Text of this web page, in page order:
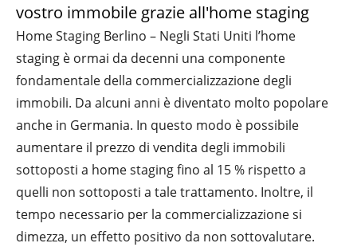
vostro immobile grazie all'home staging
Home Staging Berlino – Negli Stati Uniti l’home
staging è ormai da decenni una componente
fondamentale della commercializzazione degli
immobili. Da alcuni anni è diventato molto popolare
anche in Germania. In questo modo è possibile
aumentare il prezzo di vendita degli immobili
sottoposti a home staging fino al 15 % rispetto a
quelli non sottoposti a tale trattamento. Inoltre, il
tempo necessario per la commercializzazione si
dimezza, un effetto positivo da non sottovalutare.